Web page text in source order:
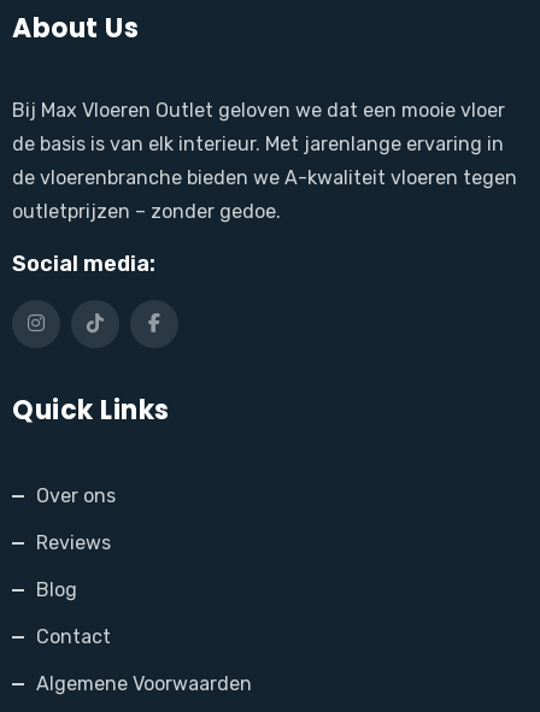
About Us
Bij Max Vloeren Outlet geloven we dat een mooie vloer
de basis is van elk interieur. Met jarenlange ervaring in
de vloerenbranche bieden we A-kwaliteit vloeren tegen
outletprijzen – zonder gedoe.
Social media:
Quick Links
Over ons
Reviews
Blog
Contact
Algemene Voorwaarden